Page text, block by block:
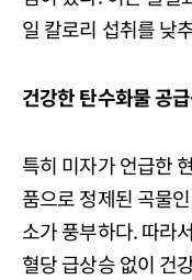
일 칼로리 섭취를 낮
건강한 탄수화물 공
특히 미자가 언급한
품으로 정제된 곡물
소가 풍부하다. 따라
혈당 급상승 없이 건